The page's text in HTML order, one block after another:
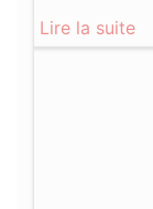
Lire la suite